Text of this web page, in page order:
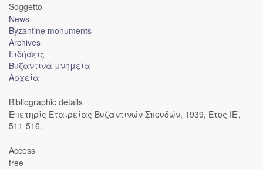
Soggetto
News
Byzantine monuments
Archives
Ειδήσεις
Βυζαντινά μνημεία
Αρχεία
Bibliographic details
Επετηρίς Εταιρείας Βυζαντινών Σπουδών, 1939, Έτος ΙΕ’,
511-516.
Access
free